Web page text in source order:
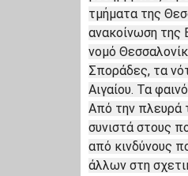
τμήματα της
ανακοίνωση της
νομό
Σποράδες, τα
Αιγαίου. Τα
Από την πλευρά
συνιστά στους
από κινδύνους
άλλων στη